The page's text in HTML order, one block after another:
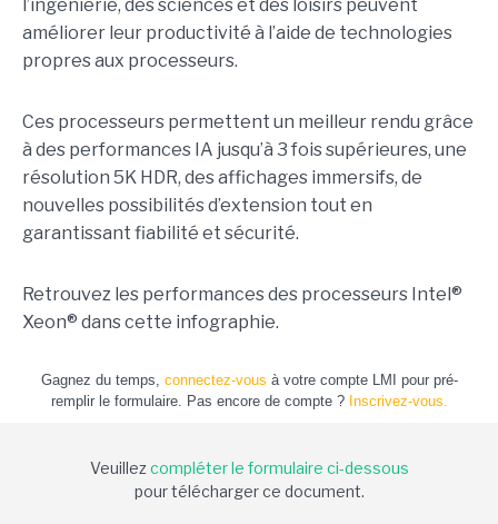
l’ingénierie, des sciences et des loisirs peuvent
améliorer leur productivité à l’aide de technologies
propres aux processeurs.
Ces processeurs permettent un meilleur rendu grâce
à des performances IA jusqu’à 3 fois supérieures, une
résolution 5K HDR, des affichages immersifs, de
nouvelles possibilités d’extension tout en
garantissant fiabilité et sécurité.
Retrouvez les performances des processeurs Intel®
Xeon® dans cette infographie.
Gagnez du temps, connectez-vous à votre compte LMI pour pré-
remplir le formulaire. Pas encore de compte ? Inscrivez-vous.
Veuillezcompléter le formulaire ci-dessous
pour télécharger ce document.